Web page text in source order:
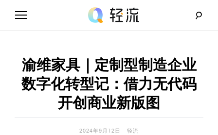
流
_
I
渝维家具｜定制型制造企业
数字化转型记：借力无代码
开创商业新版图
2024年9月12日 轻流